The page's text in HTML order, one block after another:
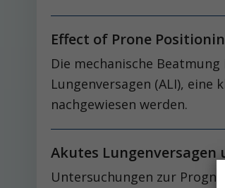
Effect of Prone
Die mechanische
Lungenversagen (ALI),
nachgewiesen werden.
Akutes
Untersuchungen zur